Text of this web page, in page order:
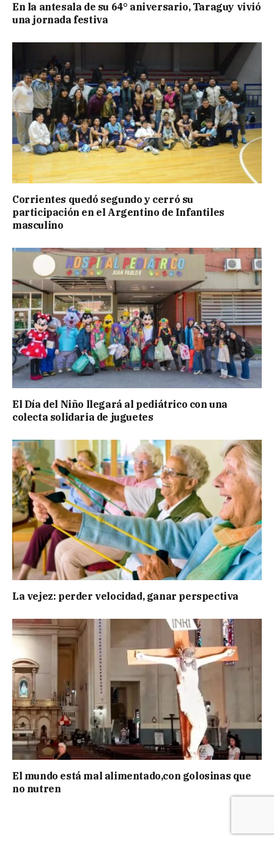
En la antesala de su 64° aniversario, Taraguy vivió
una jornada festiva
Corrientes quedó segundo y cerró su
participación en el Argentino de Infantiles
masculino
El Día del Niño llegará al pediátrico con una
colecta solidaria de juguetes
La vejez: perder velocidad, ganar perspectiva
El mundo está mal alimentado,con golosinas que
no nutren